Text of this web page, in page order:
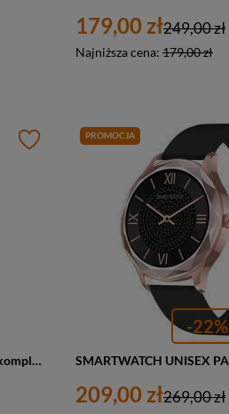
179,00 zł
Najniższa cena: 179,00 zł
249,00 zł
ZEGAREK DANIEL KLEIN DK12886-1 komplet prezentowy dla niego (zl018a) - CHRONORGAF
PROMOCJA
-22%
209,00 zł269,00 zł